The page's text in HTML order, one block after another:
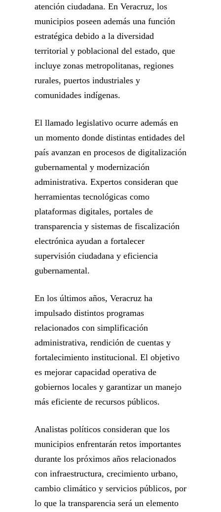
atención ciudadana. En Veracruz, los
municipios poseen además una función
estratégica debido a la diversidad
territorial y poblacional del estado, que
incluye zonas metropolitanas, regiones
rurales, puertos industriales y
comunidades indígenas.
El llamado legislativo ocurre además en
un momento donde distintas entidades del
país avanzan en procesos de digitalización
gubernamental y modernización
administrativa. Expertos consideran que
herramientas tecnológicas como
plataformas digitales, portales de
transparencia y sistemas de fiscalización
electrónica ayudan a fortalecer
supervisión ciudadana y eficiencia
gubernamental.
En los últimos años, Veracruz ha
impulsado distintos programas
relacionados con simplificación
administrativa, rendición de cuentas y
fortalecimiento institucional. El objetivo
es mejorar capacidad operativa de
gobiernos locales y garantizar un manejo
más eficiente de recursos públicos.
Analistas políticos consideran que los
municipios enfrentarán retos importantes
durante los próximos años relacionados
con infraestructura, crecimiento urbano,
cambio climático y servicios públicos, por
lo que la transparencia será un elemento